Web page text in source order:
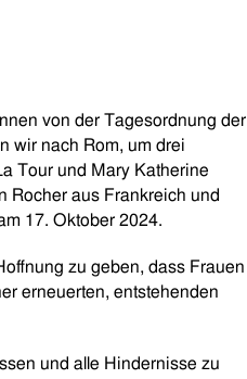
von der Tagesordnung der
wir nach Rom, um drei
Tour und Mary Katherine
Rocher aus Frankreich und
17. Oktober 2024.
zu geben, dass Frauen
erneuerten, entstehenden
und alle Hindernisse zu